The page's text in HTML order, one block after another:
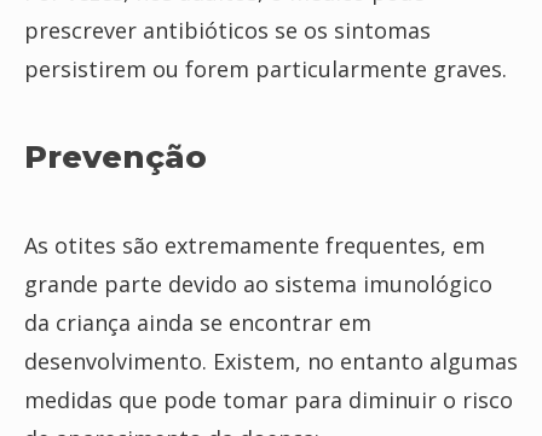
prescrever antibióticos se os sintomas
persistirem ou forem particularmente graves.
Prevenção
As otites são extremamente frequentes, em
grande parte devido ao sistema imunológico
da criança ainda se encontrar em
desenvolvimento. Existem, no entanto algumas
medidas que pode tomar para diminuir o risco